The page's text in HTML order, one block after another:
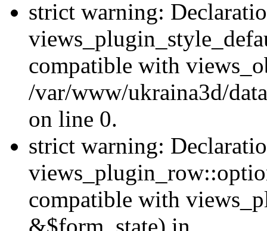
strict warning:
compatible with
/var/www/ukraina3d/
on line 0.
strict warning:
compatible with
&$form_state) in